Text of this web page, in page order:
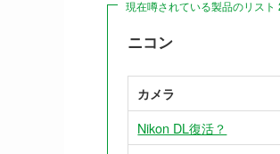
現在噂されている製品のリス
ニコン
カメラ
Nikon DL復活？